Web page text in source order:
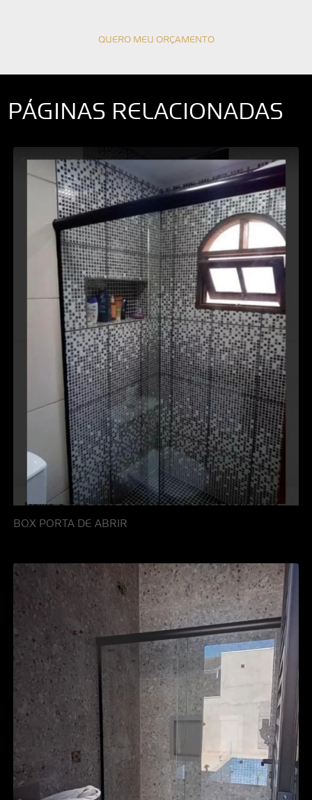
QUERO MEU ORÇAMENTO
PÁGINAS RELACIONADAS
BOX PORTA DE ABRIR